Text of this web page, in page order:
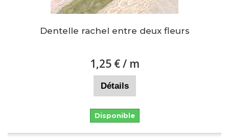
Dentelle rachel entre deux fleurs
1,25 €/ m
Détails
Disponible